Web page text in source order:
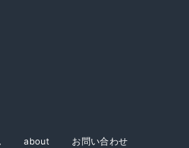
about お問い合わせ